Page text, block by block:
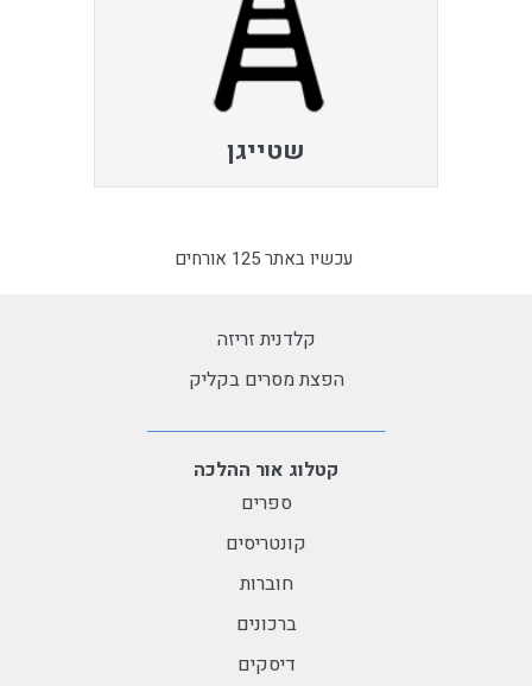
שטייגן
עכשיו באתר 125 אורחים
קלדנית זריזה
הפצת מסרים בקליק
קטלוג אור ההלכה
ספרים
קונטריסים
חוברות
ברכונים
דיסקים